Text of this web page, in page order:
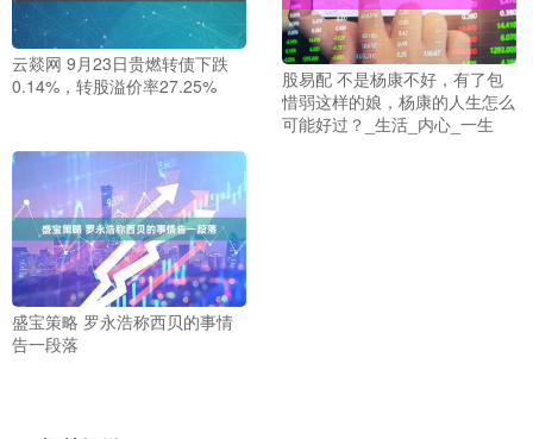
云燚网 9月23日贵燃转债下跌
0.14%，转股溢价率27.25%
股易配 不是杨康不好，有了包
惜弱这样的娘，杨康的人生怎么
可能好过？_生活_内心_一生
盛宝策略 罗永浩称西贝的事情
告一段落